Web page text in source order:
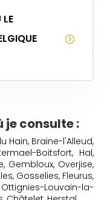
je consulte :
Hain, Braine-l'Alleud,
Boitsfort, Hal,
Gembloux, Overjise,
Gosselies, Fleurus,
Louvain-la-